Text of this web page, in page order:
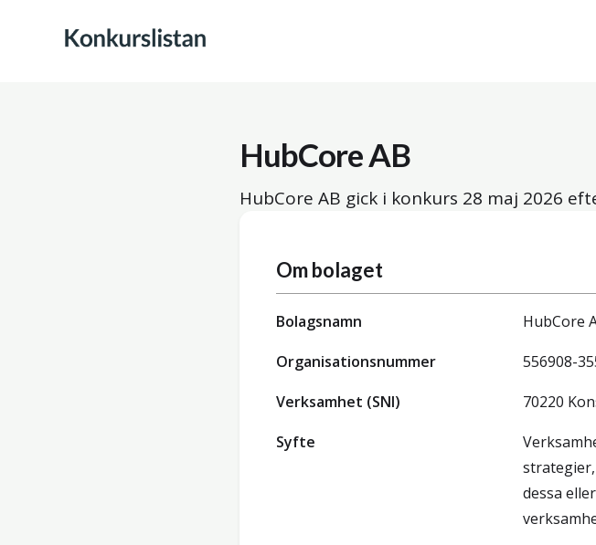
HubCore AB
HubCore AB gick i konkurs 28 maj 2026
Om bolaget
Bolagsnamn
HubCore
Organisationsnummer
556908-
Verksamhet (SNI)
70220
Syfte
dessa